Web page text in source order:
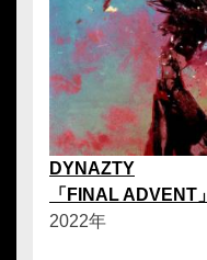
DYNAZTY
「FINAL ADVENT」
2022年